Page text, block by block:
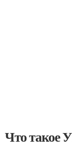
Что такое